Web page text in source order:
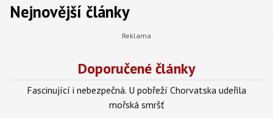
Nejnovější články
Doporučené články
Fascinující i nebezpečná. U pobřeží Chorvatska udeřila
mořská smršť